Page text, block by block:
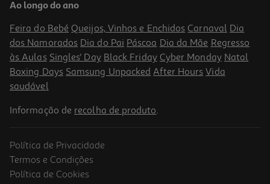
8.91 €/un
PVP de editor
8,91 €
-30%
Ao longo do ano
Feira do Bebé Queijos, Vinhos e Enchidos Carnaval Dia
dos Namorados Dia do Pai Páscoa Dia da Mãe Regresso
às Aulas Singles' Day Black Friday Cyber Monday Natal
Boxing Days Samsung Unpacked After Hours Vida
saudável
Informação de recolha de produto.
Política de Privacidade
Termos e Condições
Política de Cookies